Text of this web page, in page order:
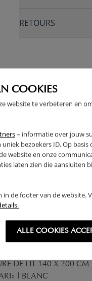
COOKIES
website te verbeteren en
– informatie over jouw
bezoekers ID. Op basis
website en onze
laten zien die aansluiten
in de footer van de website.
ALLE COOKIES
RETOURS
DE LIT 140 X 200 CM
| BLANC